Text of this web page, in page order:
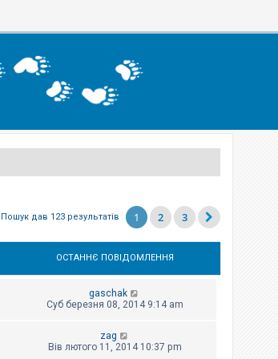
Пошук дав 123 результатів 1 2 3
ОСТАННЄ ПОВІДОМЛЕННЯ
gaschak
Суб березня 08, 2014 9:14 am
zag
Вів лютого 11, 2014 10:37 pm